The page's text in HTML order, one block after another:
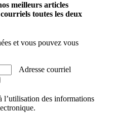
meilleurs articles
toutes les deux
et vous pouvez vous
Adresse courriel
l’utilisation des informations